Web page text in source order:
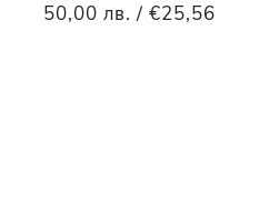
50,00 лв. / €25,56